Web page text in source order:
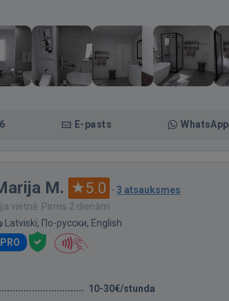
E-pasts WhatsApp
M. 5.0 · 3 atsauksmes
vietnē: Pirms 2 dienām
Latviski, По-русски, English
PRO
10-30€/stunda